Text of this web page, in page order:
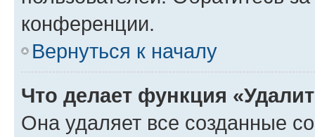
конференции.
Вернуться к началу
Что делает функция
Она удаляет все созданные